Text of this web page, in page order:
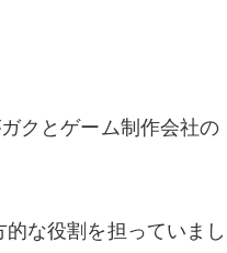
クとゲーム制作会社の
な役割を担っていまし